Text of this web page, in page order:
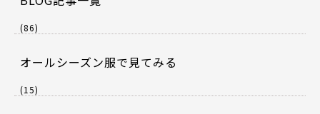
(86)
オールシーズン服で見てみる
(15)